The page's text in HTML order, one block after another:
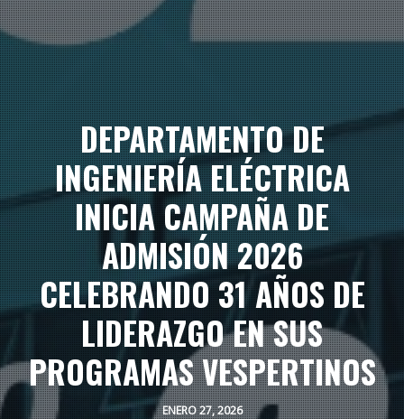
DEPARTAMENTO DE
INGENIERÍA ELÉCTRICA
INICIA CAMPAÑA DE
ADMISIÓN 2026
CELEBRANDO 31 AÑOS DE
LIDERAZGO EN SUS
PROGRAMAS VESPERTINOS
ENERO 27, 2026